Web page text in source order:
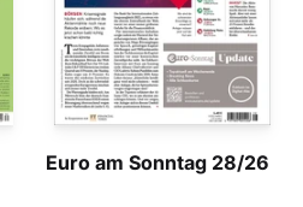
Euro am Sonntag 28/26